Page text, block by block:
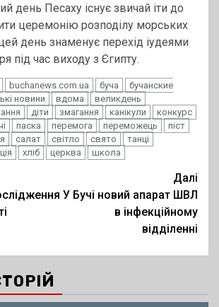
день Песаху існує звичай іти до
церемонію розподілу морських
день знаменує перехід іудеями
під час виходу з Єгипту.
buchanews.com.ua буча
бучанские
новини вдома
великдень
діти змагання канікули
конкурс
паска перемога переможець
піст
салат світло свято
танці
хліб церква школа
Далі
У Бучі новий апарат ШВЛ
в інфекційному
відділенні